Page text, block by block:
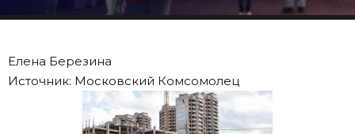
Елена Березина
Источник: Московский Комсомолец